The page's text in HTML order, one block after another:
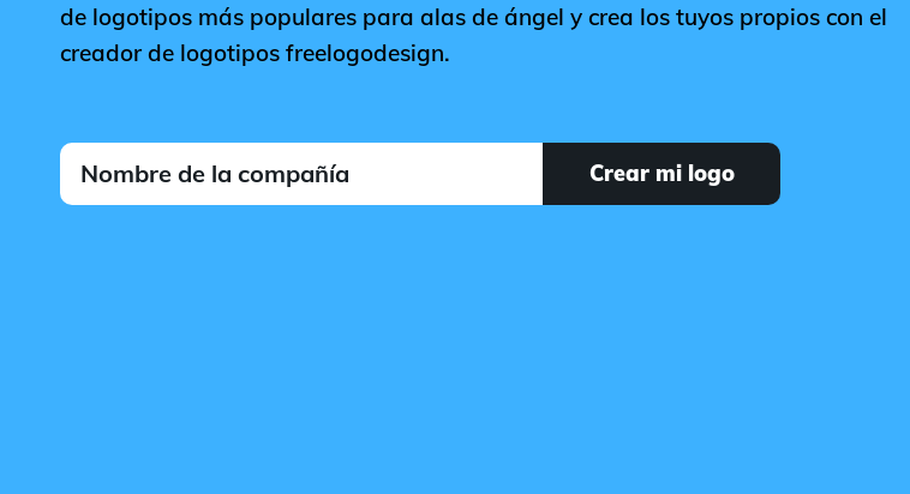
de logotipos más populares para alas de ángel y crea los tuyos propios con el
creador de logotipos freelogodesign.
Crear mi logo